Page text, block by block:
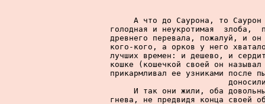
А что до Саурона, то
голодная и неукротимая  злоба,
древнего перевала, пожалуй, и
кого-кого, а орков у него
лучших времен: и дешево, и
кошке (кошечкой своей он
прикармливал ее узниками
И так они жили, оба
гнева, не предвидя конца своей